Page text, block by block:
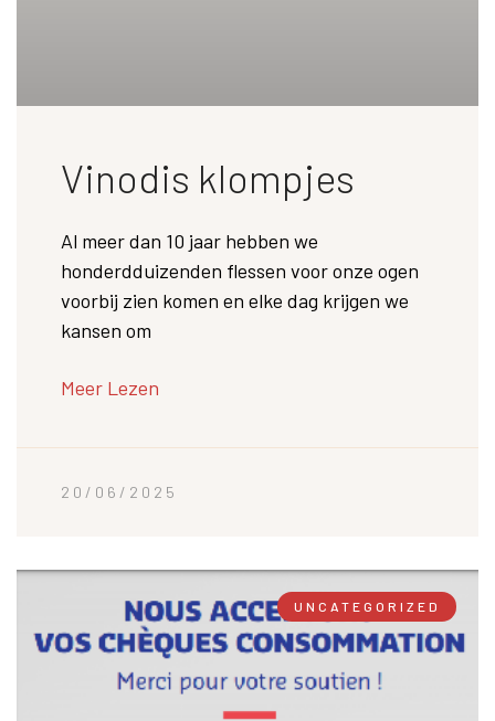
Vinodis klompjes
Al meer dan 10 jaar hebben we
honderdduizenden flessen voor onze ogen
voorbij zien komen en elke dag krijgen we
kansen om
Meer Lezen
20/06/2025
UNCATEGORIZED